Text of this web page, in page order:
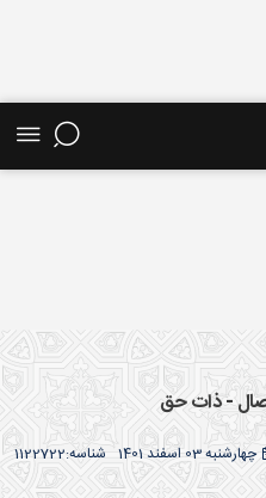
مرتضی جوادی آملی
- ذات حق
03 اسفند 1401 1122722شناسه: